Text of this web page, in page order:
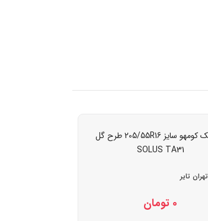
لاستیک کومهو سایز 205/55R16 طرح گل
SOLUS TA31
تهران تایر
0 تومان